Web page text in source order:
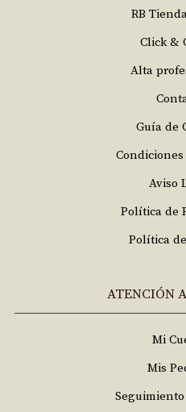
RB
Click &
Alta
Guía de
Aviso
Política de
Política
ATENCIÓN
Mi
Mis